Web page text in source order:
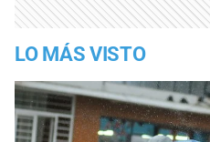
LO MÁS VISTO